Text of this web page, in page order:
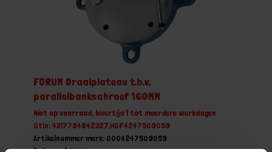
FORUM Draaiplateau t.b.v.
parallelbankschroef 160MM
Niet op voorraad, levertijd 1 tot meerdere werkdagen
Gtin: 4317784842327,HGF4247509059
Artikelnummer merk: 0004247509059